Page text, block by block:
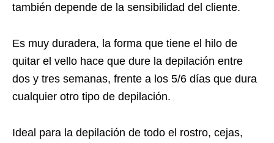
también depende de la sensibilidad del cliente.
Es muy duradera, la forma que tiene el hilo de
quitar el vello hace que dure la depilación entre
dos y tres semanas, frente a los 5/6 días que dura
cualquier otro tipo de depilación.
Ideal para la depilación de todo el rostro, cejas,